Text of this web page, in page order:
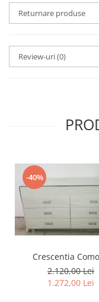
Returnare produse
Review-uri(0)
-40%
Crescentia
2.120,00 Lei
1.272,00 Lei